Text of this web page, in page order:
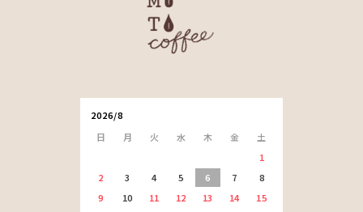
2026/8
日
月 火 水 木 金
土
1
2
3 4 5 6 7
8
9
10 11 12 13 14
15